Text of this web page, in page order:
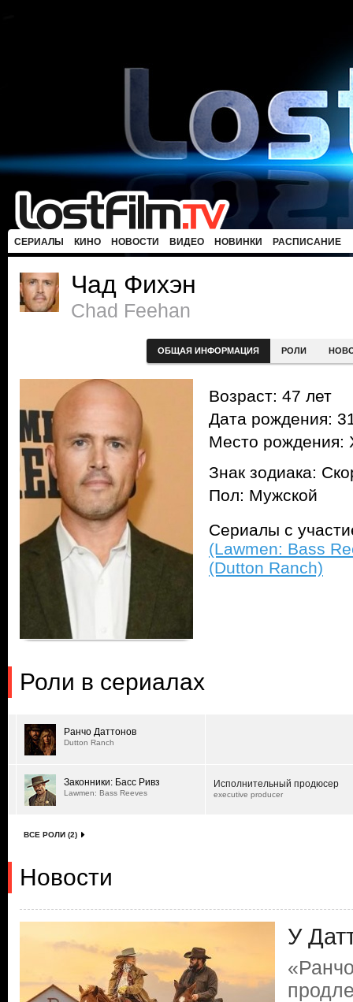
СЕРИАЛЫ КИНО НОВОСТИ ВИДЕО НОВИНКИ РАСПИСАНИЕ
Чад Фихэн
Chad Feehan
ОБЩАЯ ИНФОРМАЦИЯ РОЛИ
Возраст: 47 лет
Дата рождения:
Место
Знак зодиака:
Пол: Мужской
Сериалы с
(Lawmen: Bass
(Dutton Ranch)
Роли в сериалах
Ранчо Даттонов
Dutton Ranch
Законники: Басс Ривз
Lawmen: Bass Reeves
Исполнительный продюсер
executive producer
ВСЕ РОЛИ (2)
Новости
У